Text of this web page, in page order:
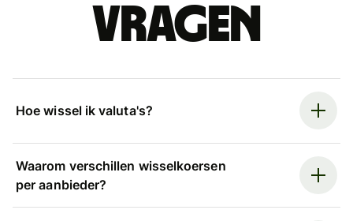
vragen
Hoe wissel ik valuta's?
Waarom verschillen wisselkoersen
per aanbieder?